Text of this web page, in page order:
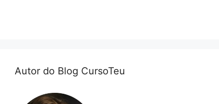
Autor do Blog CursoTeu